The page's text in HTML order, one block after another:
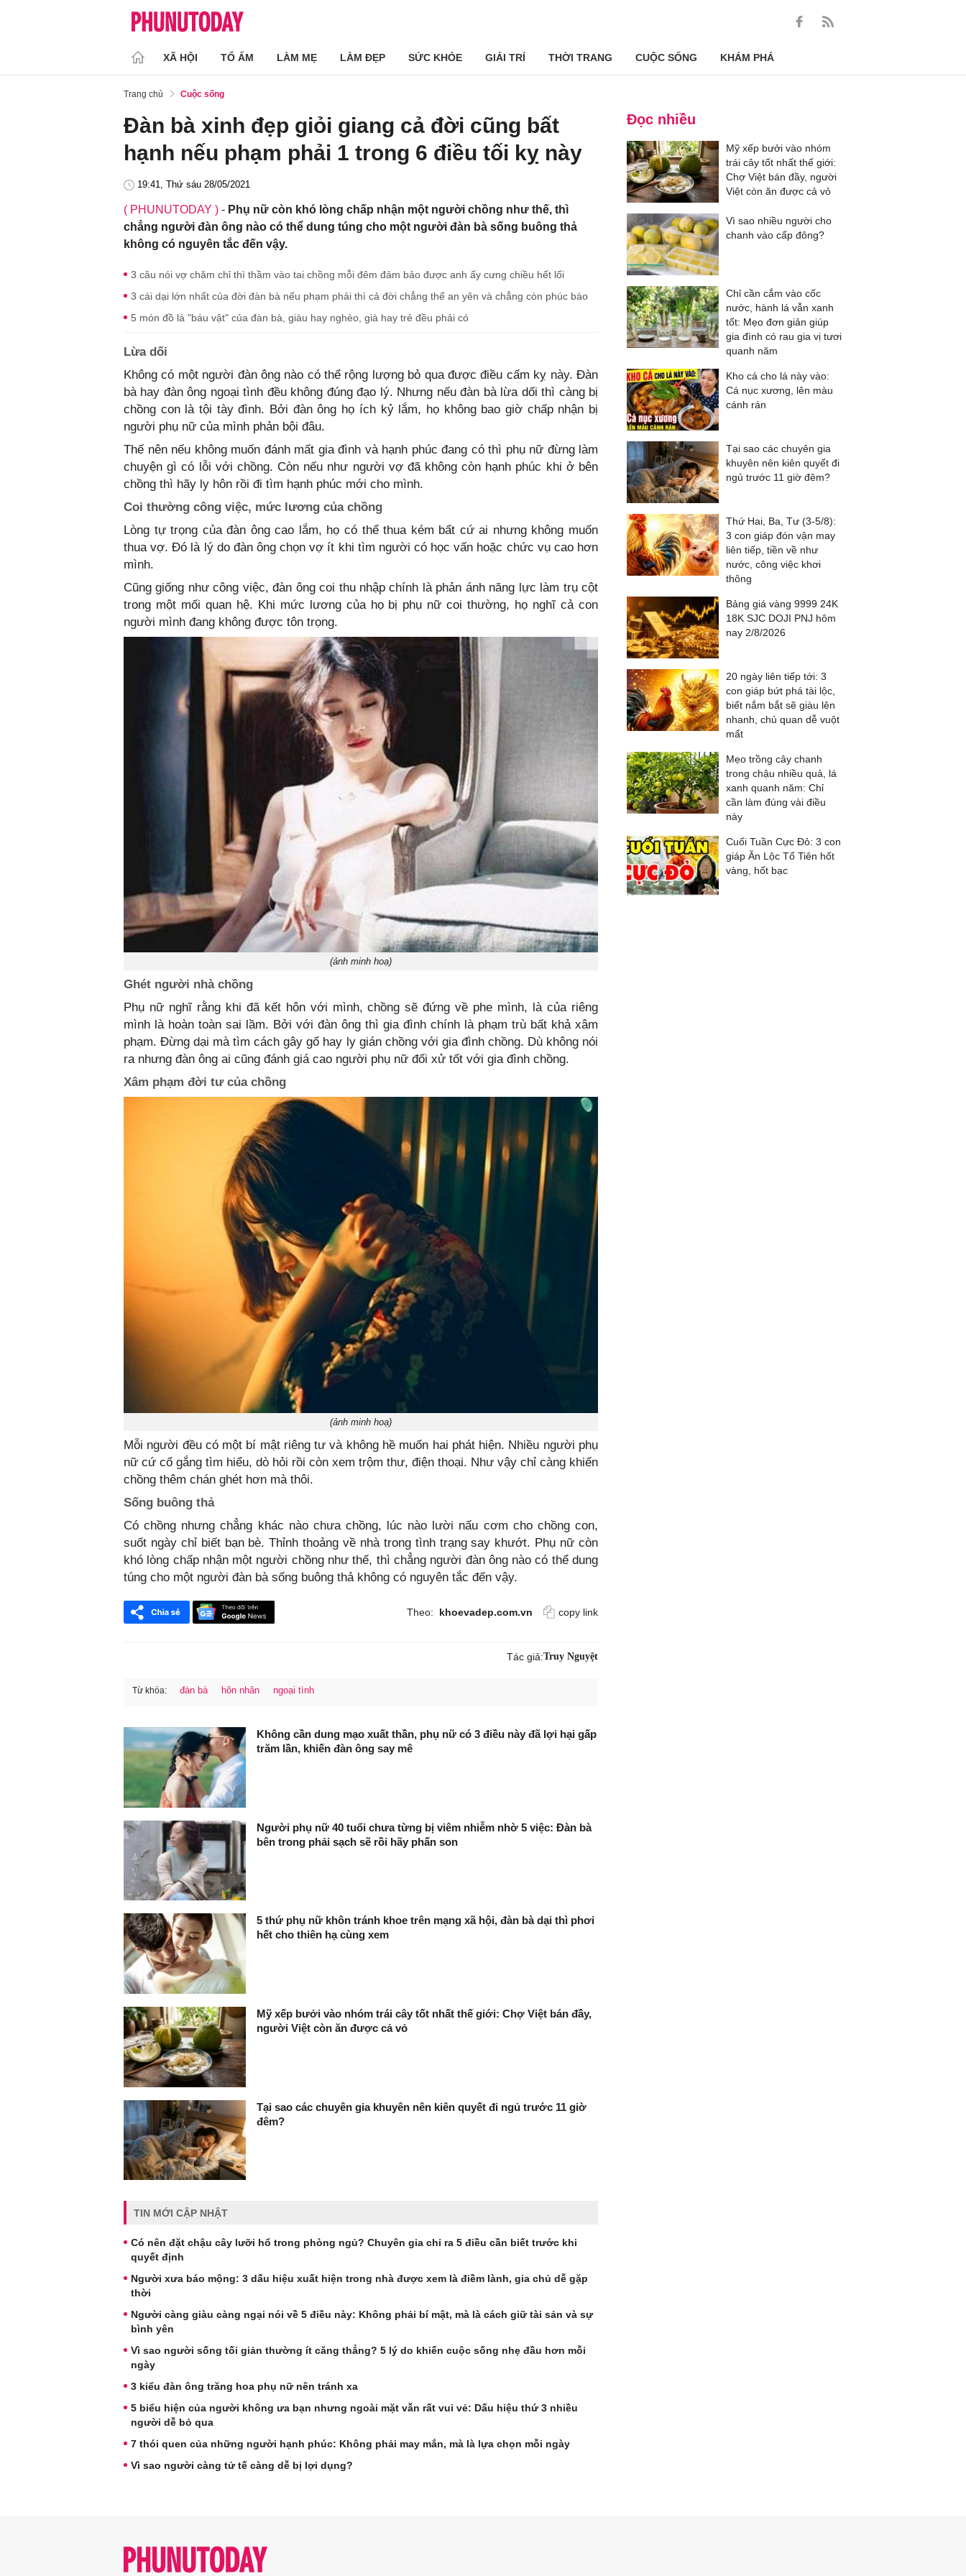
XÃ HỘI TỔ ẤM LÀM MẸ LÀM ĐẸP SỨC KHỎE GIẢI TRÍ THỜI TRANG CUỘC SỐNG KHÁM PHÁ
Trang chủ Cuộc sống
Đàn bà xinh đẹp giỏi giang cả đời cũng bất
hạnh nếu phạm phải 1 trong 6 điều tối kỵ này
19:41, Thứ sáu 28/05/2021
( PHUNUTODAY ) - Phụ nữ còn khó lòng chấp nhận một người chồng như thế, thì
chẳng người đàn ông nào có thể dung túng cho một người đàn bà sống buông thả
không có nguyên tắc đến vậy.
3 câu nói vợ chăm chỉ thì thầm vào tai chồng mỗi đêm đảm bảo được anh ấy cưng chiều hết lối
3 cái dại lớn nhất của đời đàn bà nếu phạm phải thì cả đời chẳng thể an yên và chẳng còn phúc báo
5 món đồ là "báu vật" của đàn bà, giàu hay nghèo, già hay trẻ đều phải có
Lừa dối
Không có một người đàn ông nào có thể rộng lượng bỏ qua được điều cấm kỵ này. Đàn
bà hay đàn ông ngoại tình đều không đúng đạo lý. Nhưng nếu đàn bà lừa dối thì càng bị
chồng con là tội tày đình. Bởi đàn ông họ ích kỷ lắm, họ không bao giờ chấp nhận bị
người phụ nữ của mình phản bội đâu.
Thế nên nếu không muốn đánh mất gia đình và hạnh phúc đang có thì phụ nữ đừng làm
chuyện gì có lỗi với chồng. Còn nếu như người vợ đã không còn hạnh phúc khi ở bên
chồng thì hãy ly hôn rồi đi tìm hạnh phúc mới cho mình.
Coi thường công việc, mức lương của chồng
Lòng tự trọng của đàn ông cao lắm, họ có thể thua kém bất cứ ai nhưng không muốn
thua vợ. Đó là lý do đàn ông chọn vợ ít khi tìm người có học vấn hoặc chức vụ cao hơn
mình.
Cũng giống như công việc, đàn ông coi thu nhập chính là phản ánh năng lực làm trụ cột
trong một mối quan hệ. Khi mức lương của họ bị phụ nữ coi thường, họ nghĩ cả con
người mình đang không được tôn trọng.
(ảnh minh hoạ)
Ghét người nhà chồng
Phụ nữ nghĩ rằng khi đã kết hôn với mình, chồng sẽ đứng về phe mình, là của riêng
mình là hoàn toàn sai lầm. Bởi với đàn ông thì gia đình chính là phạm trù bất khả xâm
phạm. Đừng dại mà tìm cách gây gổ hay ly gián chồng với gia đình chồng. Dù không nói
ra nhưng đàn ông ai cũng đánh giá cao người phụ nữ đối xử tốt với gia đình chồng.
Xâm phạm đời tư của chồng
(ảnh minh hoạ)
Mỗi người đều có một bí mật riêng tư và không hề muốn hai phát hiện. Nhiều người phụ
nữ cứ cố gắng tìm hiểu, dò hỏi rồi còn xem trộm thư, điện thoại. Như vậy chỉ càng khiến
chồng thêm chán ghét hơn mà thôi.
Sống buông thả
Có chồng nhưng chẳng khác nào chưa chồng, lúc nào lười nấu cơm cho chồng con,
suốt ngày chỉ biết bạn bè. Thỉnh thoảng về nhà trong tình trạng say khướt. Phụ nữ còn
khó lòng chấp nhận một người chồng như thế, thì chẳng người đàn ông nào có thể dung
túng cho một người đàn bà sống buông thả không có nguyên tắc đến vậy.
Theo: khoevadep.com.vn copy link
Tác giả:Truy Nguyệt
Từ khóa: đàn bà hôn nhân ngoại tình
Không cần dung mạo xuất thần, phụ nữ có 3 điều này đã lợi hại gấp
trăm lần, khiến đàn ông say mê
Người phụ nữ 40 tuổi chưa từng bị viêm nhiễm nhờ 5 việc: Đàn bà
bên trong phải sạch sẽ rồi hãy phấn son
5 thứ phụ nữ khôn tránh khoe trên mạng xã hội, đàn bà dại thì phơi
hết cho thiên hạ cùng xem
Mỹ xếp bưởi vào nhóm trái cây tốt nhất thế giới: Chợ Việt bán đầy,
người Việt còn ăn được cả vỏ
Tại sao các chuyên gia khuyên nên kiên quyết đi ngủ trước 11 giờ
đêm?
TIN MỚI CẬP NHẬT
Có nên đặt chậu cây lưỡi hổ trong phòng ngủ? Chuyên gia chỉ ra 5 điều cần biết trước khi
quyết định
Người xưa báo mộng: 3 dấu hiệu xuất hiện trong nhà được xem là điềm lành, gia chủ dễ gặp
thời
Người càng giàu càng ngại nói về 5 điều này: Không phải bí mật, mà là cách giữ tài sản và sự
bình yên
Vì sao người sống tối giản thường ít căng thẳng? 5 lý do khiến cuộc sống nhẹ đầu hơn mỗi
ngày
3 kiểu đàn ông trăng hoa phụ nữ nên tránh xa
5 biểu hiện của người không ưa bạn nhưng ngoài mặt vẫn rất vui vẻ: Dấu hiệu thứ 3 nhiều
người dễ bỏ qua
7 thói quen của những người hạnh phúc: Không phải may mắn, mà là lựa chọn mỗi ngày
Vì sao người càng tử tế càng dễ bị lợi dụng?
Đọc nhiều
Mỹ xếp bưởi vào nhóm
trái cây tốt nhất thế giới:
Chợ Việt bán đầy, người
Việt còn ăn được cả vỏ
Vì sao nhiều người cho
chanh vào cấp đông?
Chỉ cần cắm vào cốc
nước, hành lá vẫn xanh
tốt: Mẹo đơn giản giúp
gia đình có rau gia vị tươi
quanh năm
Kho cá cho lá này vào:
Cá nục xương, lên màu
cánh rán
Tại sao các chuyên gia
khuyên nên kiên quyết đi
ngủ trước 11 giờ đêm?
Thứ Hai, Ba, Tư (3-5/8):
3 con giáp đón vận may
liên tiếp, tiền về như
nước, công việc khơi
thông
Bảng giá vàng 9999 24K
18K SJC DOJI PNJ hôm
nay 2/8/2026
20 ngày liên tiếp tới: 3
con giáp bứt phá tài lộc,
biết nắm bắt sẽ giàu lên
nhanh, chủ quan dễ vuột
mất
Mẹo trồng cây chanh
trong chậu nhiều quả, lá
xanh quanh năm: Chỉ
cần làm đúng vài điều
này
Cuối Tuần Cực Đỏ: 3 con
giáp Ăn Lộc Tổ Tiên hốt
vàng, hốt bạc